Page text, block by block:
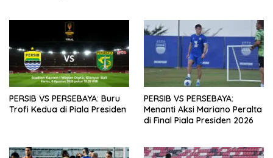
PERSIB VS PERSEBAYA: Buru
Trofi Kedua di Piala Presiden
PERSIB VS PERSEBAYA:
Menanti Aksi Mariano Peralta
di Final Piala Presiden 2026